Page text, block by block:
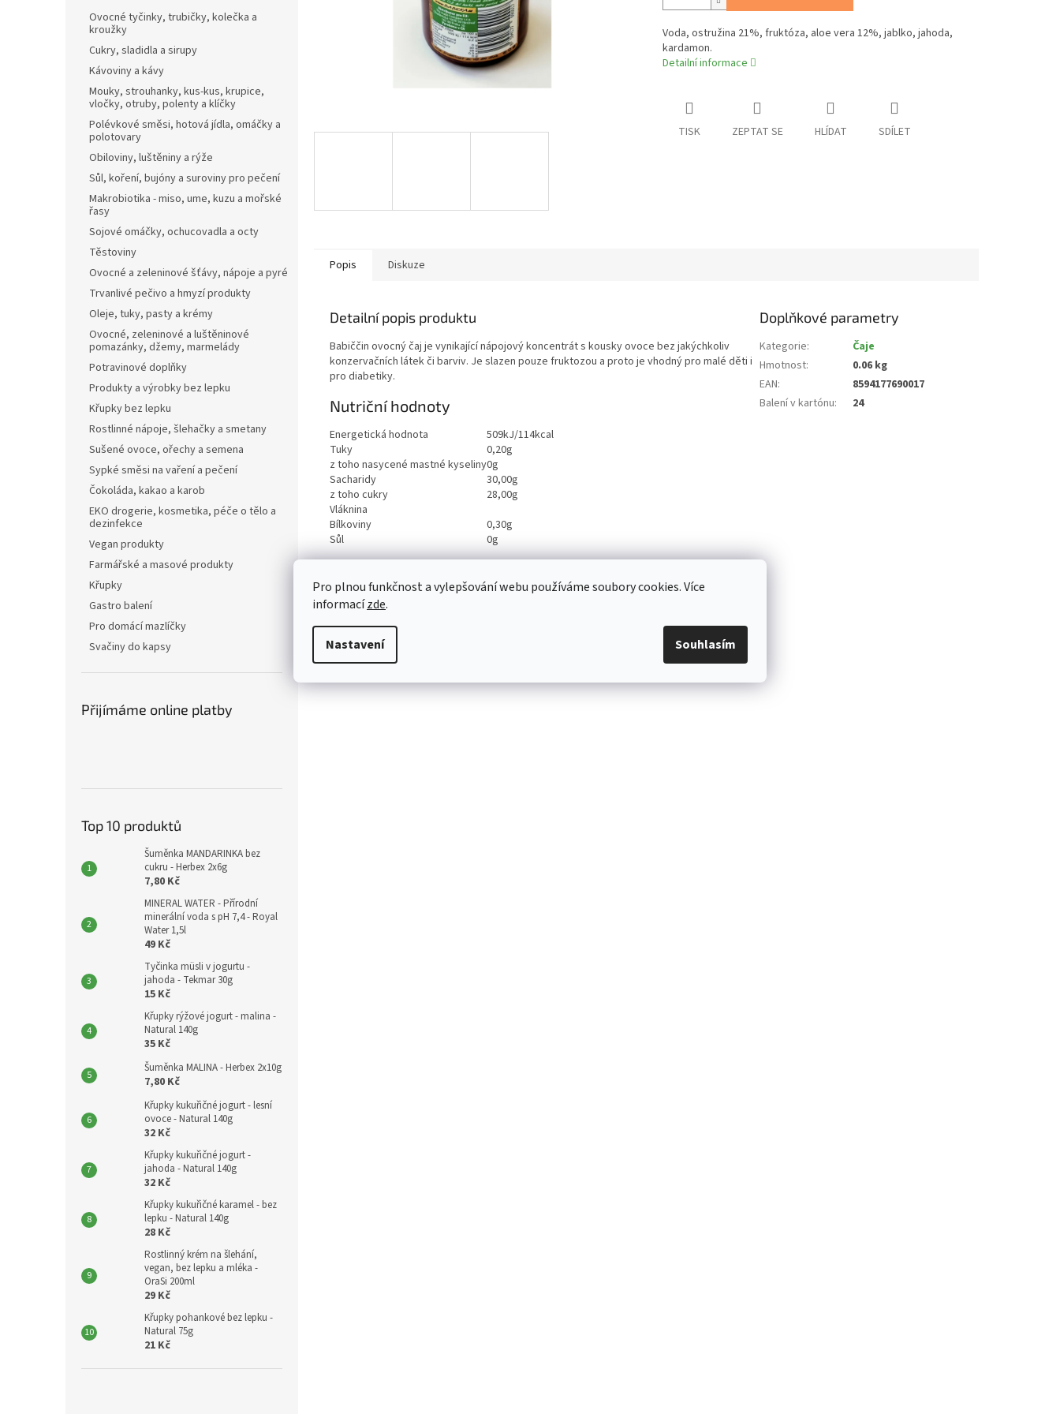
Pro plnou funkčnost a vylepšování webu používáme soubory cookies. Více
informacízde.
Nastavení Souhlasím
Ovocné tyčinky, trubičky, kolečka a
kroužky
Cukry, sladidla a sirupy
Kávoviny a kávy
Mouky, strouhanky, kus-kus, krupice,
vločky, otruby, polenty a klíčky
Polévkové směsi, hotová jídla, omáčky a
polotovary
Obiloviny, luštěniny a rýže
Sůl, koření, bujóny a suroviny pro pečení
Makrobiotika - miso, ume, kuzu a mořské
řasy
Sojové omáčky, ochucovadla a octy
Těstoviny
Ovocné a zeleninové šťávy, nápoje a pyré
Trvanlivé pečivo a hmyzí produkty
Oleje, tuky, pasty a krémy
Ovocné, zeleninové a luštěninové
pomazánky, džemy, marmelády
Potravinové doplňky
Produkty a výrobky bez lepku
Křupky bez lepku
Rostlinné nápoje, šlehačky a smetany
Sušené ovoce, ořechy a semena
Sypké směsi na vaření a pečení
Čokoláda, kakao a karob
EKO drogerie, kosmetika, péče o tělo a
dezinfekce
Vegan produkty
Farmářské a masové produkty
Křupky
Gastro balení
Pro domácí mazlíčky
Svačiny do kapsy
Přijímáme online platby
Top 10 produktů
Šuměnka MANDARINKA bez
cukru - Herbex 2x6g
7,80 Kč
MINERAL WATER - Přírodní
minerální voda s pH 7,4 - Royal
Water 1,5l
49 Kč
Tyčinka müsli v jogurtu -
jahoda - Tekmar 30g
15 Kč
Křupky rýžové jogurt - malina -
Natural 140g
35 Kč
Šuměnka MALINA - Herbex 2x10g
7,80 Kč
Křupky kukuřičné jogurt - lesní
ovoce - Natural 140g
32 Kč
Křupky kukuřičné jogurt -
jahoda - Natural 140g
32 Kč
Křupky kukuřičné karamel - bez
lepku - Natural 140g
28 Kč
Rostlinný krém na šlehání,
vegan, bez lepku a mléka -
OraSi 200ml
29 Kč
Křupky pohankové bez lepku -
Natural 75g
21 Kč
Voda, ostružina 21%, fruktóza, aloe vera 12%, jablko, jahoda,
kardamon.
Detailní informace
TISK ZEPTAT SE HLÍDAT SDÍLET
Popis Diskuze
Detailní popis produktu
Babiččin ovocný čaj je vynikající nápojový koncentrát s kousky ovoce bez jakýchkoliv
konzervačních látek či barviv. Je slazen pouze fruktozou a proto je vhodný pro malé děti i
pro diabetiky.
Nutriční hodnoty
Energetická hodnota
509kJ/114kcal
Tuky
0,20g
z toho nasycené mastné kyseliny0g
Sacharidy
30,00g
z toho cukry
28,00g
Vláknina
Bílkoviny
0,30g
Sůl
0g
Doplňkové parametry
Kategorie:
Čaje
Hmotnost:
0.06 kg
EAN:
8594177690017
Balení v kartónu: 24